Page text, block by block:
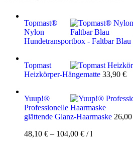
Topmast®
Nylon
Hundetransportbox - Faltbar Blau
Topmast
Heizkörper-Hängematte 33,90 €
Yuup!®
Professionelle
glättende Glanz-Haarmaske 26,00
48,10 € – 104,00 € /l